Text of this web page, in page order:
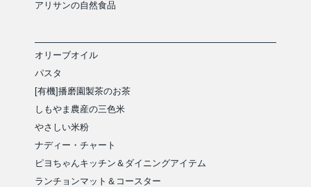
アリサンの自然食品
オリーブオイル
パスタ
[有機]播磨園製茶のお茶
しもやま農産の三色米
やさしい米粉
ナディー・チャート
ピヨちゃんキッチン＆ダイニングアイテム
ランチョンマット＆コースター